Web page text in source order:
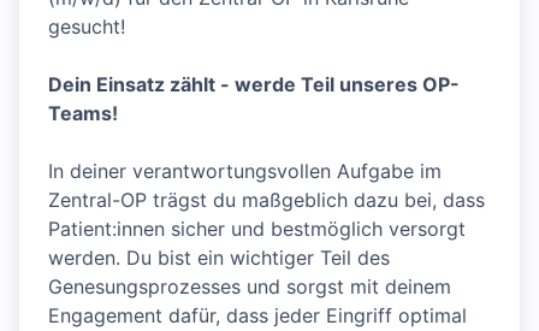
gesucht!
Dein Einsatz zählt - werde Teil unseres OP-
Teams!
In deiner verantwortungsvollen Aufgabe im
Zentral-OP trägst du maßgeblich dazu bei, dass
Patient:innen sicher und bestmöglich versorgt
werden. Du bist ein wichtiger Teil des
Genesungsprozesses und sorgst mit deinem
Engagement dafür, dass jeder Eingriff optimal